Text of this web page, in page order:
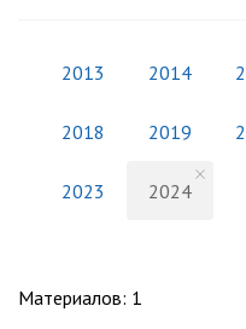
2013 2014
2018 2019
2023 2024
Материалов: 1